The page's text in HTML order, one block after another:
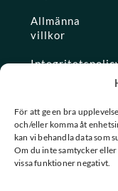
För att ge en bra
och/eller komma åt
kan vi behandla data som
Om du inte samtycker
vissa funktioner negativt.
Allmänna
villkor
Konto